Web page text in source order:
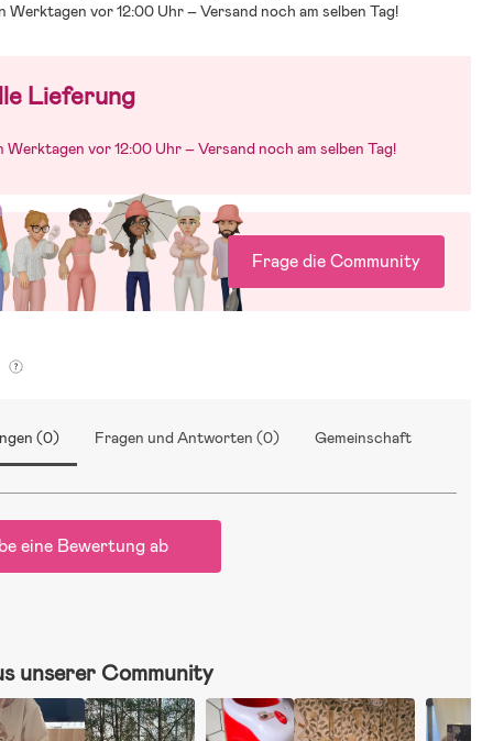
Werktagen vor 12:00 Uhr – Versand noch am selben Tag!
Lieferung
Werktagen vor 12:00 Uhr – Versand noch am selben Tag!
Frage die Community
(0) Fragen und Antworten (0) Gemeinschaft
eine Bewertung ab
unserer Community